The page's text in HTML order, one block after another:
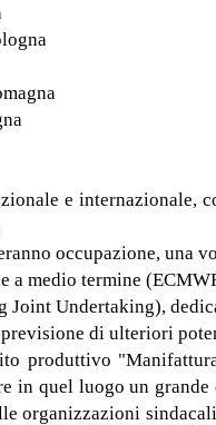
e
occupazione, una
medio termine
Undertaking),
di ulteriori
produttivo
quel luogo un
organizzazioni